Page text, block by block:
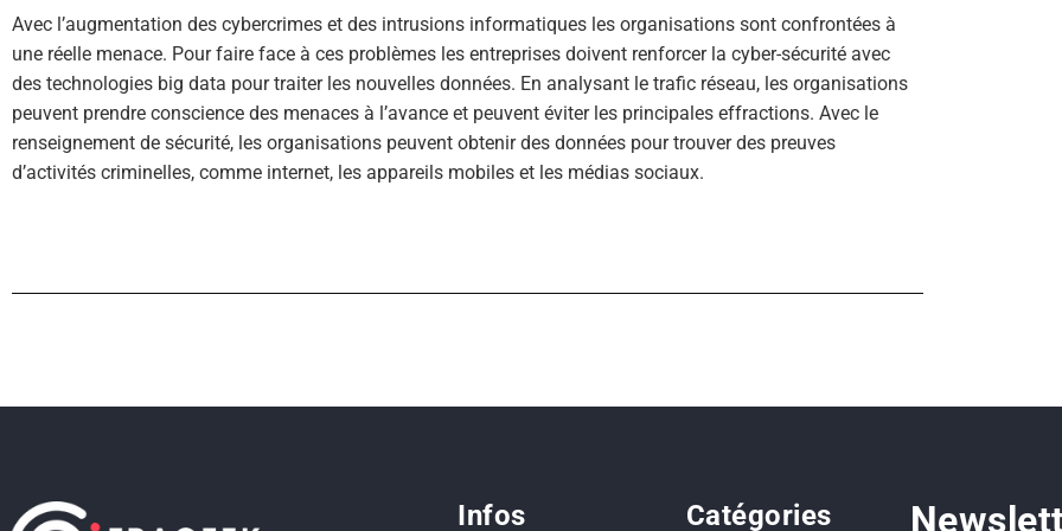
Avec l’augmentation des cybercrimes et des intrusions informatiques les organisations sont confrontées à
une réelle menace. Pour faire face à ces problèmes les entreprises doivent renforcer la cyber-sécurité avec
des technologies big data pour traiter les nouvelles données. En analysant le trafic réseau, les organisations
peuvent prendre conscience des menaces à l’avance et peuvent éviter les principales effractions. Avec le
renseignement de sécurité, les organisations peuvent obtenir des données pour trouver des preuves
d’activités criminelles, comme internet, les appareils mobiles et les médias sociaux.
Infos Catégories